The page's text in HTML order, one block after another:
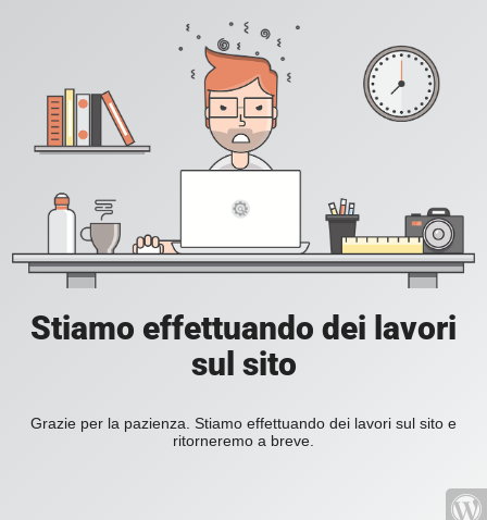
Stiamo effettuando dei lavori
sul sito
Grazie per la pazienza. Stiamo effettuando dei lavori sul sito e
ritorneremo a breve.